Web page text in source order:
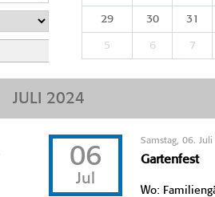
29 30 31
5 6 7
JULI 2024
06
Jul
Samstag, 06.
Gartenfest
Wo: